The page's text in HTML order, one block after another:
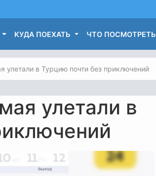
КУДА ПОЕХАТЬ ЧТО ПОСМОТРЕТЬ
улетали в Турцию почти без приключений
улетали в